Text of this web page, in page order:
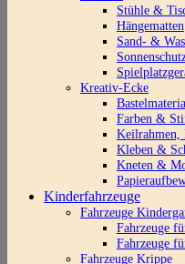
Stühle &
Hängematten
Sand- &
Kreativ-Ecke
Farben &
Keilrahmen,
Kleben &
Kneten &
Kinderfahrzeuge
Fahrzeuge
Fahrzeuge
Fahrzeuge
Fahrzeuge Krippe